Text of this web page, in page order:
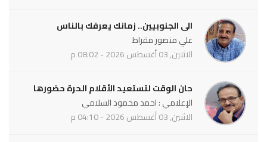
الى الجنوبيين.. زمانك يعرفك بالناس
علي منصور مقراط
الاثنين, 03 أغسطس 2026 - 08:02 م
حان الوقت لتستعيد الأقلام الحرة حضورها
الإعلامي : احمد محمود السلامي
الاثنين, 03 أغسطس 2026 - 04:10 م